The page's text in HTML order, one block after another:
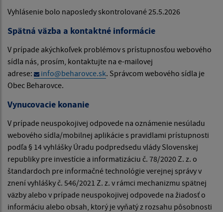
Vyhlásenie bolo naposledy skontrolované 25.5.2026
Spätná väzba a kontaktné informácie
V prípade akýchkoľvek problémov s prístupnosťou webového
sídla nás, prosím, kontaktujte na e-mailovej
adrese:
info@beharovce.sk. Správcom webového sídla je
Obec Beharovce.
Vynucovacie konanie
V prípade neuspokojivej odpovede na oznámenie nesúladu
webového sídla/mobilnej aplikácie s pravidlami prístupnosti
podľa § 14 vyhlášky Úradu podpredsedu vlády Slovenskej
republiky pre investície a informatizáciu č. 78/2020 Z. z. o
štandardoch pre informačné technológie verejnej správy v
znení vyhlášky č. 546/2021 Z. z. v rámci mechanizmu spätnej
väzby alebo v prípade neuspokojivej odpovede na žiadosť o
informáciu alebo obsah, ktorý je vyňatý z rozsahu pôsobnosti